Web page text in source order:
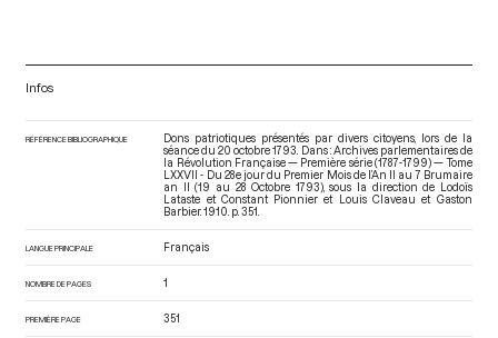
Infos
RÉFÉRENCE BIBLIOGRAPHIQUE
Dons patriotiques présentés par divers citoyens, lors de la
séance du 20 octobre 1793. Dans : Archives parlementaires de
la Révolution Française — Première série (1787-1799) — Tome
LXXVII - Du 28e jour du Premier Mois de l’An II au 7 Brumaire
an II (19 au 28 Octobre 1793), sous la direction de Lodoïs
Lataste et Constant Pionnier et Louis Claveau et Gaston
Barbier. 1910. p. 351.
LANGUE PRINCIPALE Français
NOMBRE DE PAGES 1
PREMIÈRE PAGE 351